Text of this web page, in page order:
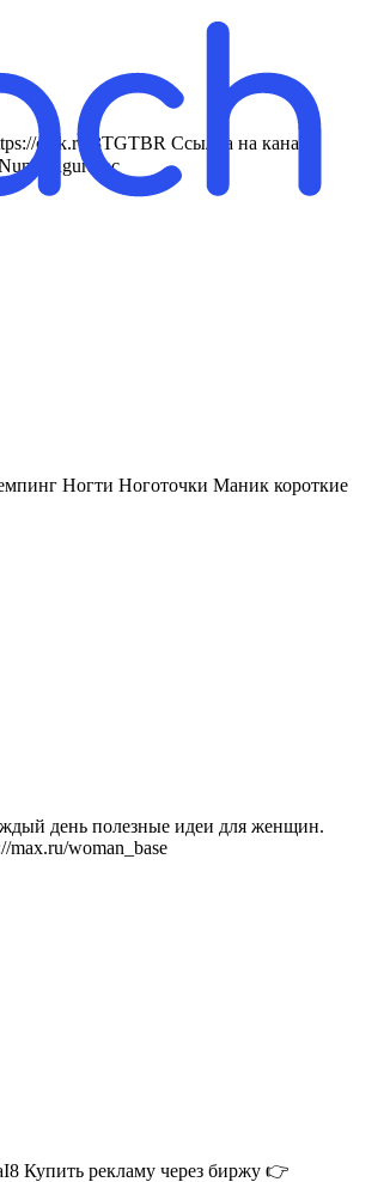
clck.ru/3TGTBR Ссылка на канал -
Ногти Ноготочки Маник короткие
день полезные идеи для женщин.
woman_base
Купить рекламу через биржу 👉